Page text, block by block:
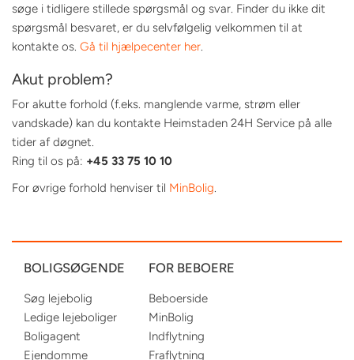
søge i tidligere stillede spørgsmål og svar. Finder du ikke dit
spørgsmål besvaret, er du selvfølgelig velkommen til at
kontakte os. Gå til hjælpecenter her.
Akut problem?
For akutte forhold (f.eks. manglende varme, strøm eller
vandskade) kan du kontakte Heimstaden 24H Service på alle
tider af døgnet.
Ring til os på: +45 33 75 10 10
For øvrige forhold henviser til MinBolig.
BOLIGSØGENDE
Søg lejebolig
Ledige lejeboliger
Boligagent
Ejendomme
FOR BEBOERE
Beboerside
MinBolig
Indflytning
Fraflytning